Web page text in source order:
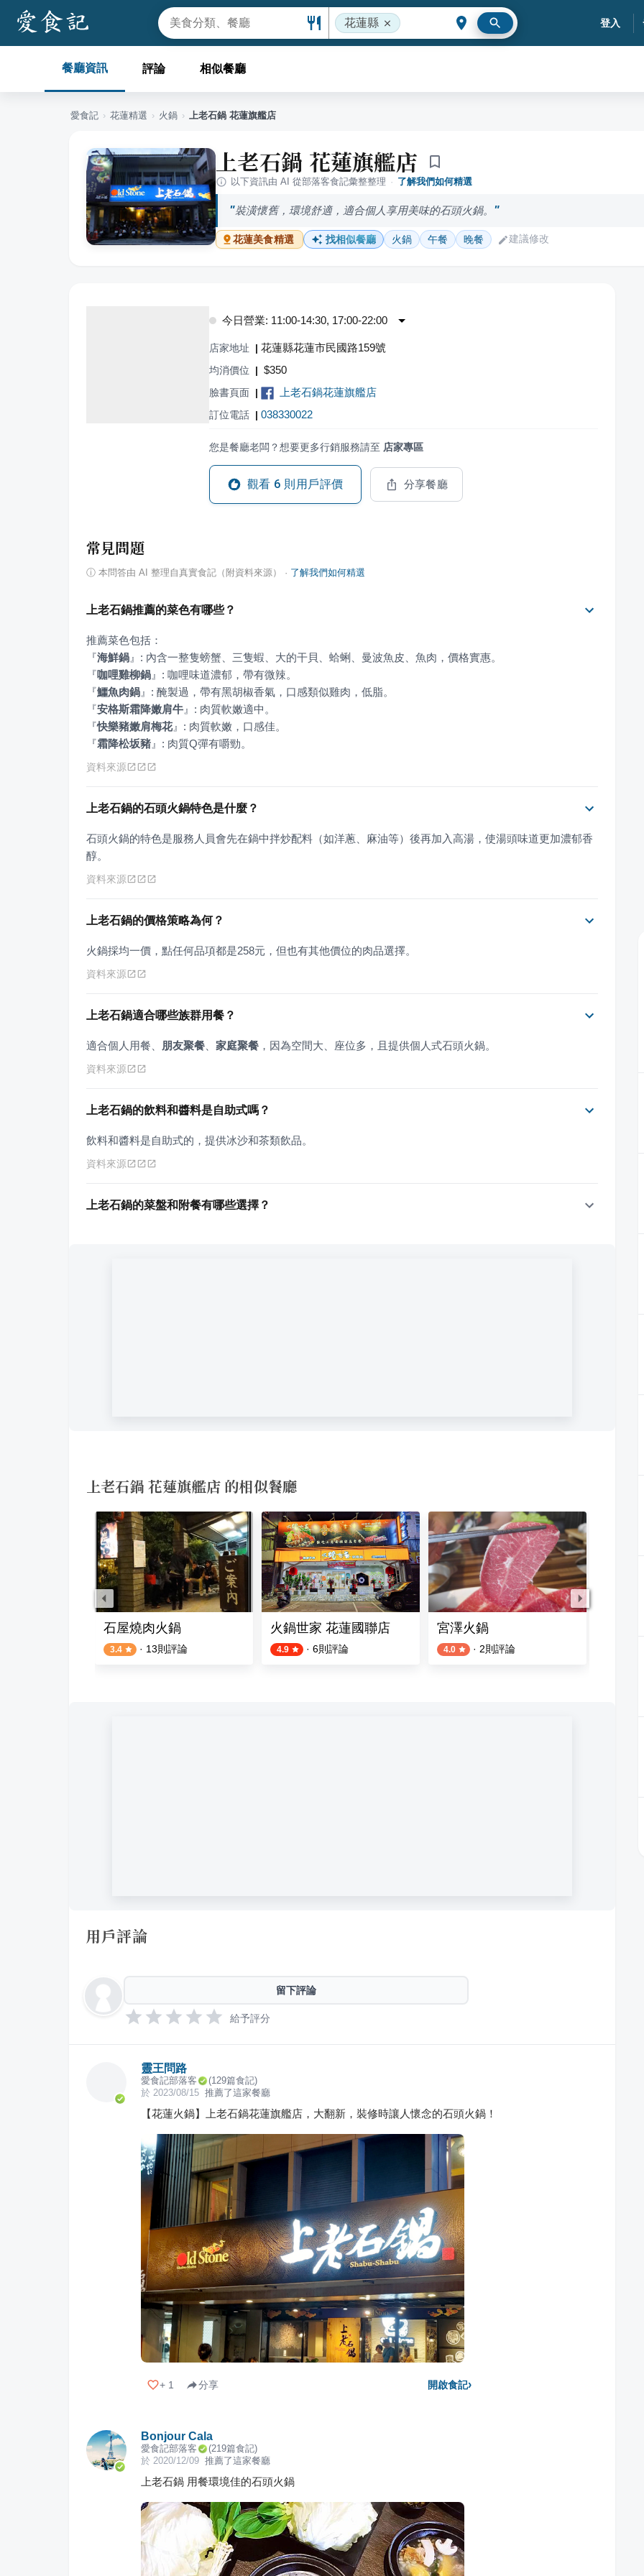
花蓮縣 登入
餐廳資訊 評論 相似餐廳
愛食記 › 花蓮精選 › 火鍋 › 上老石鍋 花蓮旗艦店
上老石鍋 花蓮旗艦店
以下資訊由 AI 從部落客食記彙整整理 · 了解我們如何精選
裝潢懷舊，環境舒適，適合個人享用美味的石頭火鍋。
花蓮美食精選 找相似餐廳 火鍋 午餐 晚餐 建議修改
今日營業: 11:00-14:30, 17:00-22:00
店家地址 | 花蓮縣花蓮市民國路159號
均消價位 | $350
臉書頁面 | 上老石鍋花蓮旗艦店
訂位電話 | 038330022
您是餐廳老闆？想要更多行銷服務請至 店家專區
觀看 6 則用戶評價 分享餐廳
常見問題
ⓘ 本問答由 AI 整理自真實食記（附資料來源） · 了解我們如何精選
上老石鍋推薦的菜色有哪些？
『海鮮鍋 』
『咖哩雞柳鍋 』
『鱷魚肉鍋 』
『安格斯霜降嫩肩牛 』
『快樂豬嫩肩梅花』
『霜降松坂豬 』 : 肉質Q彈有嚼勁。
資料來源
上老石鍋的石頭火鍋特色是什麼？
石頭火鍋的特色是服務人員會先在鍋中拌炒配料（如洋蔥、麻油等）後再加入高湯，使湯頭味道更加濃郁香
醇。
資料來源
上老石鍋的價格策略為何？
火鍋採均一價，點任何品項都是258元，但也有其他價位的肉品選擇。
資料來源
上老石鍋適合哪些族群用餐？
適合個人用餐、 朋友聚餐 家庭聚餐 ，因為空間大、座位多，且提供個人式石頭火鍋。
資料來源
上老石鍋的飲料和醬料是自助式嗎？
飲料和醬料是自助式的，提供冰沙和茶類飲品。
資料來源
上老石鍋的菜盤和附餐有哪些選擇？
上老石鍋 花蓮旗艦店 的相似餐廳
石屋燒肉火鍋
3.4 · 13則評論
火鍋世家 花蓮國聯店
4.9 · 6則評論
宮澤火鍋
4.0 · 2則評論
用戶評論
留下評論
給予評分
靈王問路
愛食記部落客 (129篇食記)
於 2023/08/15 推薦了這家餐廳
【花蓮火鍋】上老石鍋花蓮旗艦店，大翻新，裝修時讓人懷念的石頭火鍋！
+ 1 分享 開啟食記›
Bonjour Cala
愛食記部落客 (219篇食記)
於 2020/12/09 推薦了這家餐廳
上老石鍋 用餐環境佳的石頭火鍋